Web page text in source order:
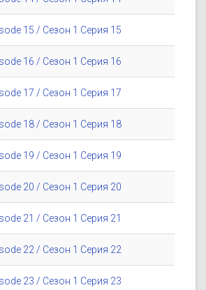
15 / Сезон 1 Серия 15
16 / Сезон 1 Серия 16
17 / Сезон 1 Серия 17
18 / Сезон 1 Серия 18
19 / Сезон 1 Серия 19
20 / Сезон 1 Серия 20
21 / Сезон 1 Серия 21
22 / Сезон 1 Серия 22
23 / Сезон 1 Серия 23